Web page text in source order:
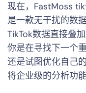
现在，FastMoss
是一款无干扰的数
TikTok数据直接叠
你是在寻找下一个
还是试图优化自己
将企业级的分析功